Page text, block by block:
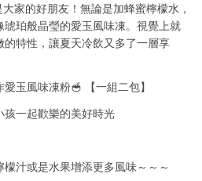
家的好朋友！無論是加蜂蜜檸檬水，
珀般晶瑩的愛玉風味凍。視覺上就
特性，讓夏天冷飲又多了一層享
玉風味凍粉🥣 【一組二包】
一起歡樂的美好時光
汁或是水果增添更多風味～～～